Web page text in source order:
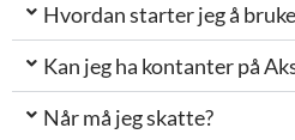
Hvordan starter jeg å
Kan jeg ha kontanter på
Når må jeg skatte?